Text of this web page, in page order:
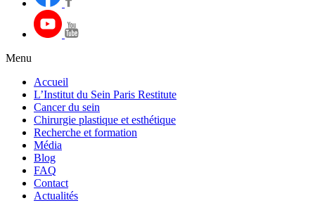
Menu
Accueil
L’Institut du Sein Paris Restitute
Cancer du sein
Chirurgie plastique et esthétique
Recherche et formation
Média
Blog
FAQ
Contact
Actualités